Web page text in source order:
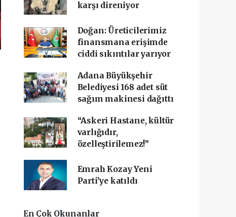
karşı direniyor
Doğan: Üreticilerimiz
finansmana erişimde
ciddi sıkıntılar yarıyor
Adana Büyükşehir
Belediyesi 168 adet süt
sağım makinesi dağıttı
“Askeri Hastane, kültür
varlığıdır,
özelleştirilemez!”
Emrah Kozay Yeni
Parti’ye katıldı
En Çok Okunanlar